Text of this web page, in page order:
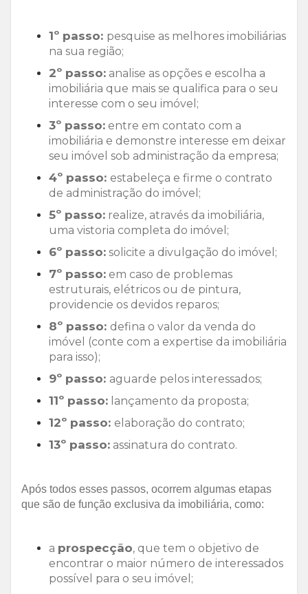
1º passo: pesquise as melhores imobiliárias
na sua região;
2º passo: analise as opções e escolha a
imobiliária que mais se qualifica para o seu
interesse com o seu imóvel;
3º passo: entre em contato com a
imobiliária e demonstre interesse em deixar
seu imóvel sob administração da empresa;
4º passo: estabeleça e firme o contrato
de administração do imóvel;
5º passo: realize, através da imobiliária,
uma vistoria completa do imóvel;
6º passo: solicite a divulgação do imóvel;
7º passo: em caso de problemas
estruturais, elétricos ou de pintura,
providencie os devidos reparos;
8º passo: defina o valor da venda do
imóvel (conte com a expertise da imobiliária
para isso);
9º passo: aguarde pelos interessados;
11º passo: lançamento da proposta;
12º passo: elaboração do contrato;
13º passo: assinatura do contrato.
Após todos esses passos, ocorrem algumas etapas
que são de função exclusiva da imobiliária, como:
a prospecção, que tem o objetivo de
encontrar o maior número de interessados
possível para o seu imóvel;